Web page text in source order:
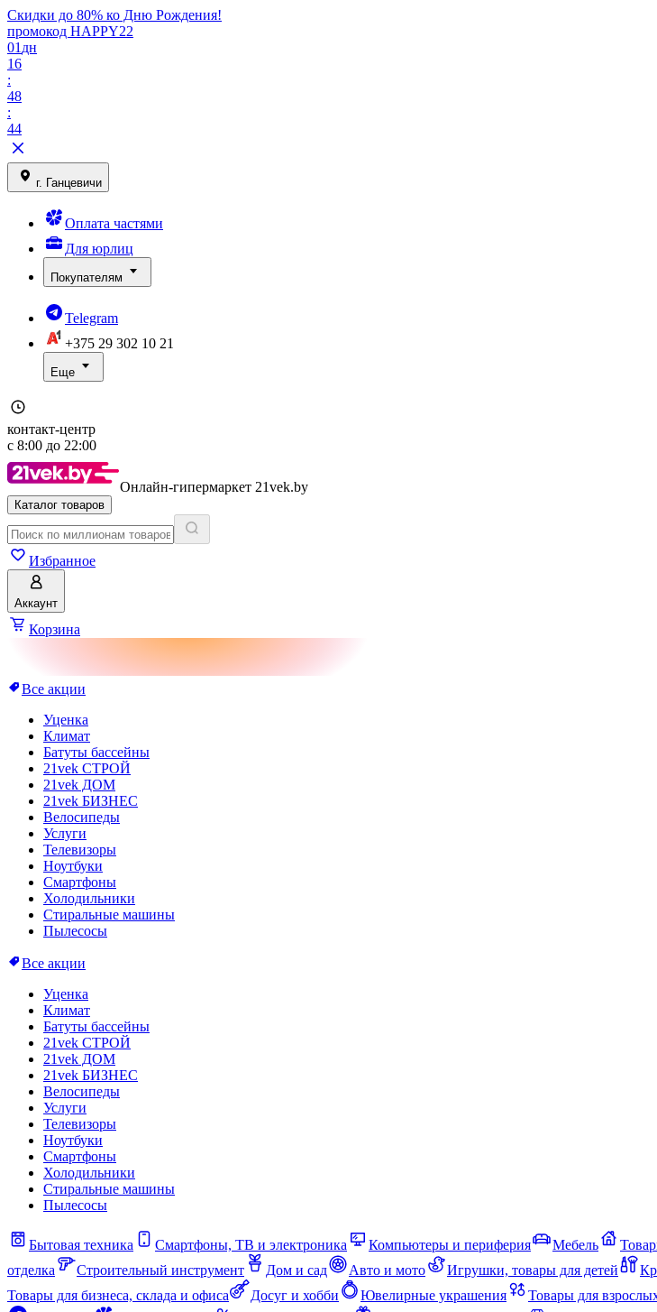
Скидки до 80% ко Дню Рождения!
промокод HAPPY22
01 дн
16
:
48
:
44
г. Ганцевичи
Оплата частями
Для юрлиц
Покупателям
Telegram
+375 29 302 10 21
Еще
контакт-центр
с 8:00 до 22:00
Онлайн-гипермаркет 21vek.by
Каталог товаров
Избранное
Аккаунт
Корзина
Все акции
Уценка
Климат
Батуты бассейны
21vek СТРОЙ
21vek ДОМ
21vek БИЗНЕС
Велосипеды
Услуги
Телевизоры
Ноутбуки
Смартфоны
Холодильники
Стиральные машины
Пылесосы
Все акции
Уценка
Климат
Батуты бассейны
21vek СТРОЙ
21vek ДОМ
21vek БИЗНЕС
Велосипеды
Услуги
Телевизоры
Ноутбуки
Смартфоны
Холодильники
Стиральные машины
Пылесосы
Бытовая техника Смартфоны, ТВ и электроника Компьютеры и периферия Мебель
отделка
Строительный инструмент Дом и сад Авто и мото Игрушки, товары для детей
Товары для бизнеса, склада и офиса
Досуг и хобби Ювелирные украшения Товары для